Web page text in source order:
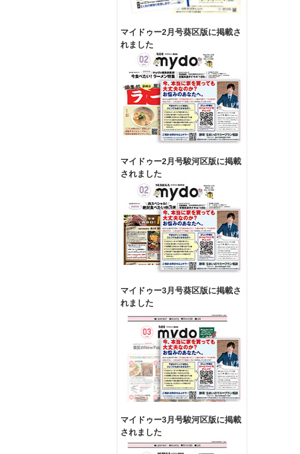
マイドゥー2月号葵区版に掲載さ
れました
マイドゥー2月号駿河区版に掲載
されました
マイドゥー3月号葵区版に掲載さ
れました
マイドゥー3月号駿河区版に掲載
されました